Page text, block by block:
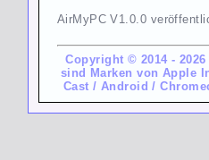
AirMyPC V1.0.0
Copyright © 2014 -
sind Marken von Apple
Cast / Android /